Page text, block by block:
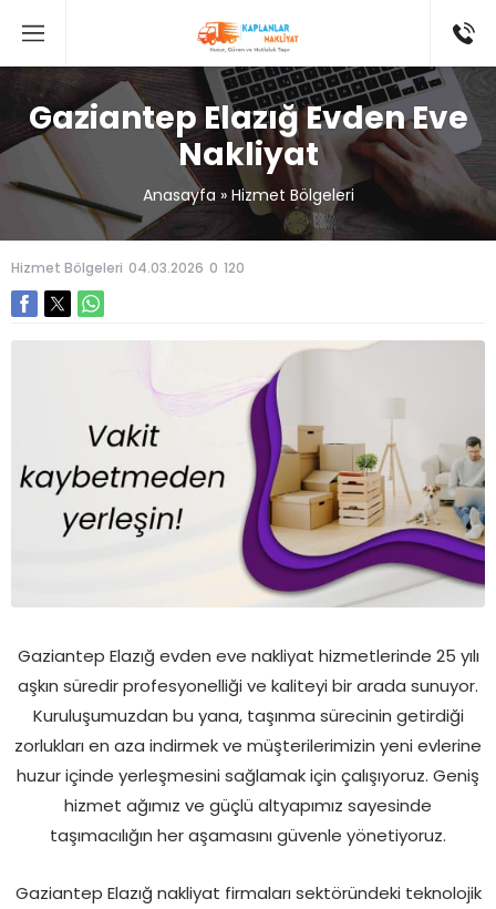
Gaziantep Elazığ Evden Eve
Nakliyat
Anasayfa» Hizmet Bölgeleri
Hizmet Bölgeleri 04.03.2026 0 120
Gaziantep Elazığ evden eve nakliyat hizmetlerinde 25 yılı
aşkın süredir profesyonelliği ve kaliteyi bir arada sunuyor.
Kuruluşumuzdan bu yana, taşınma sürecinin getirdiği
zorlukları en aza indirmek ve müşterilerimizin yeni evlerine
huzur içinde yerleşmesini sağlamak için çalışıyoruz. Geniş
hizmet ağımız ve güçlü altyapımız sayesinde
taşımacılığın her aşamasını güvenle yönetiyoruz.
Gaziantep Elazığ nakliyat firmaları sektöründeki teknolojik